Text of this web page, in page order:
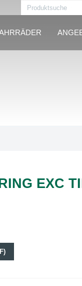
EXC